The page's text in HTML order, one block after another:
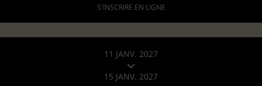
S'INSCRIRE EN LIGNE
11 JANV. 2027
15 JANV. 2027